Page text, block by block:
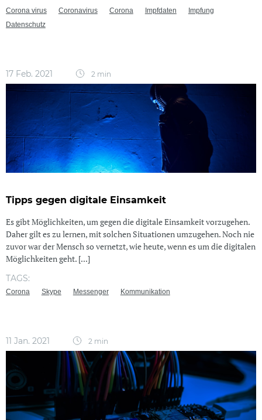
Corona virus Coronavirus Corona Impfdaten
Impfung
Datenschutz
17 Feb. 2021 2 min
Tipps gegen digitale Einsamkeit
Es gibt Möglichkeiten, um gegen die digitale Einsamkeit vorzugehen.
Daher gilt es zu lernen, mit solchen Situationen umzugehen. Noch nie
zuvor war der Mensch so vernetzt, wie heute, wenn es um die digitalen
Möglichkeiten geht. [...]
TAGS:
Corona Skype Messenger Kommunikation
11 Jan. 2021 2 min